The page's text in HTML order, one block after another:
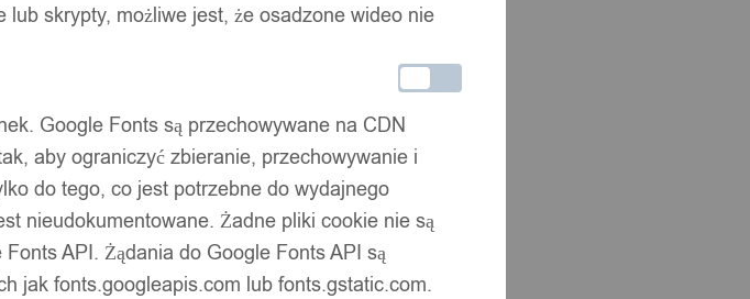
skrypty, możliwe jest, że osadzone wideo nie
Google Fonts są przechowywane na CDN
aby ograniczyć zbieranie, przechowywanie i
do tego, co jest potrzebne do wydajnego
nieudokumentowane. Żadne pliki cookie nie są
API. Żądania do Google Fonts API są
jak fonts.googleapis.com lub fonts.gstatic.com.